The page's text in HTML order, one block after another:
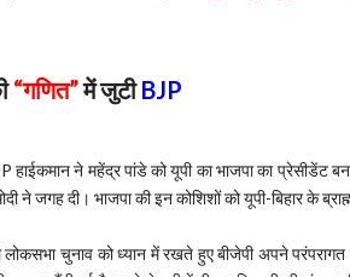
“गणित”में जुटीBJP
हाईकमान ने महेंद्र पांडे को यूपी का भाजपा का प्रेसीडेंट
ने जगह दी। भाजपा की इन कोशिशों को यूपी-बिहार के
चुनाव को ध्यान में रखते हुए बीजेपी अपने परंपरागत